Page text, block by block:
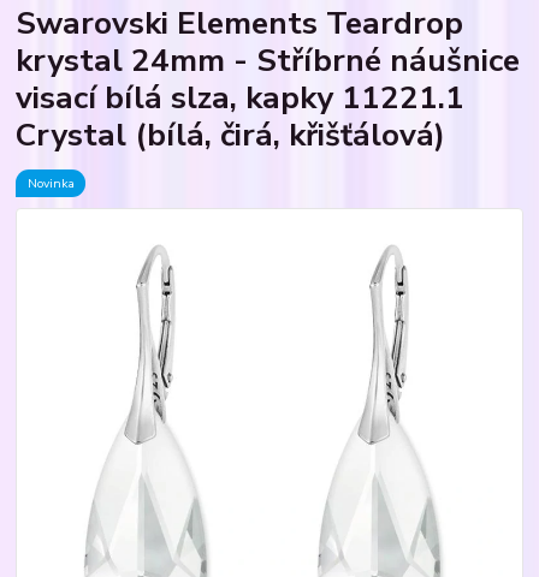
Swarovski Elements Teardrop
krystal 24mm - Stříbrné náušnice
visací bílá slza, kapky 11221.1
Crystal (bílá, čirá, křišťálová)
Novinka